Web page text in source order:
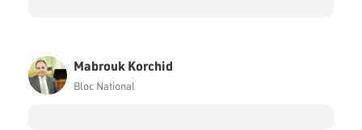
Mabrouk Korchid
Bloc National